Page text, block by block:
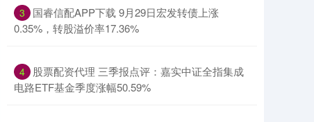
3
国睿信配APP下载 9月29日宏发转债上涨
0.35%，转股溢价率17.36%
4 股票配资代理 三季报点评：嘉实中证全指集成
电路ETF基金季度涨幅50.59%